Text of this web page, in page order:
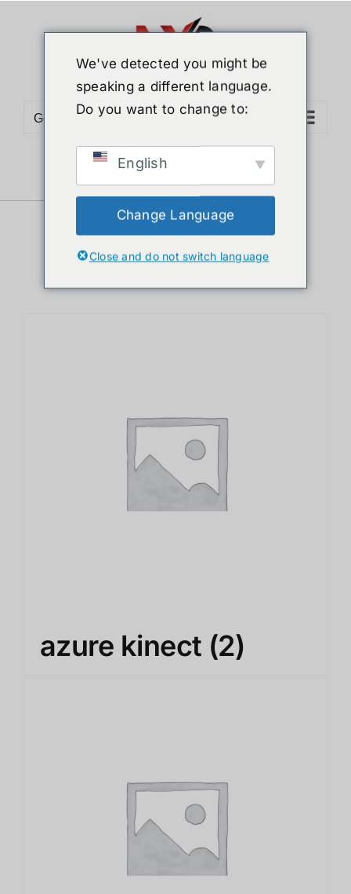
Go to...
Sort byPrice
Show12 Products
azure kinect (2)
We've detected you might be
speaking a different language.
Do you want to change to:
English
Change Language
Close and do not switch language